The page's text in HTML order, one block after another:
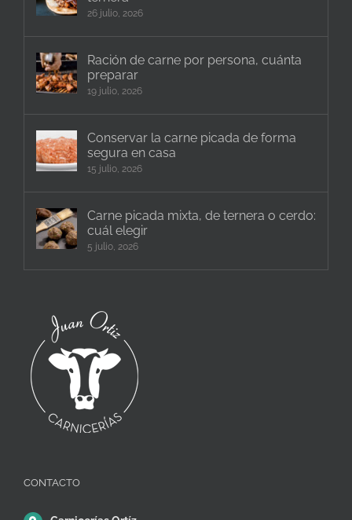
26 julio, 2026
Ración de carne por persona, cuánta
preparar
19 julio, 2026
Conservar la carne picada de forma
segura en casa
15 julio, 2026
Carne picada mixta, de ternera o cerdo:
cuál elegir
5 julio, 2026
CONTACTO